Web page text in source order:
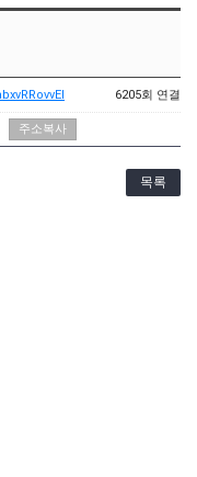
6205회 연결
주소복사
목록